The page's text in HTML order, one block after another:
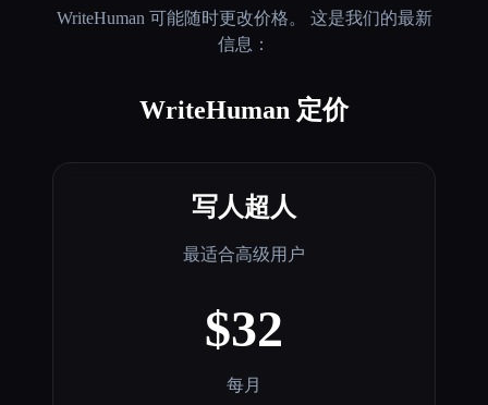
WriteHuman 可能随时更改价格。 这是我们的最新
信息：
WriteHuman 定价
写人超人
最适合高级用户
$32
每月